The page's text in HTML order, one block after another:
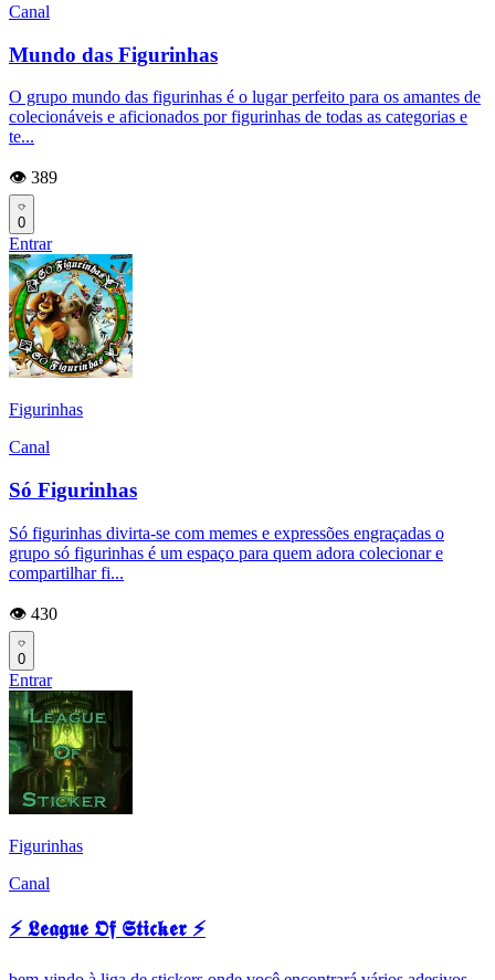
Canal
Mundo das Figurinhas
O grupo mundo das figurinhas é o lugar perfeito para os amantes de
colecionáveis e aficionados por figurinhas de todas as categorias e
te...
👁️ 389
0
Entrar
Figurinhas
Canal
Só Figurinhas
Só figurinhas divirta-se com memes e expressões engraçadas o
grupo só figurinhas é um espaço para quem adora colecionar e
compartilhar fi...
👁️ 430
0
Entrar
Figurinhas
Canal
⚡ 𝕷𝖊𝖆𝖌𝖚𝖊 𝕺𝖋 𝕾𝖙𝖎𝖈𝖐𝖊𝖗 ⚡